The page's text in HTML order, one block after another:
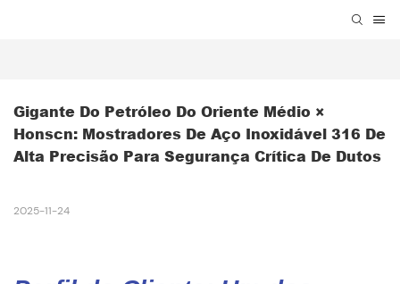
Gigante Do Petróleo Do Oriente Médio ×
Honscn: Mostradores De Aço Inoxidável 316 De
Alta Precisão Para Segurança Crítica De Dutos
2025-11-24